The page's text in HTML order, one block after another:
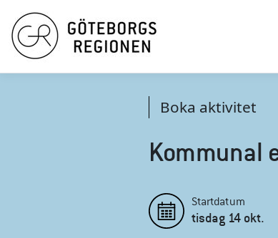
Boka aktivitet
Kommunal
Startdatum
tisdag 14 okt.